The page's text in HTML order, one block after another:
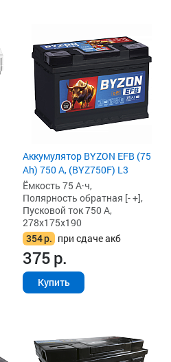
Аккумулятор BYZON EFB (75
Ah) 750 А, (BYZ750F) L3
Ёмкость 75 А·ч,
Полярность обратная [- +],
Пусковой ток 750 А,
278x175x190
354р. при сдаче акб
375р.
Купить